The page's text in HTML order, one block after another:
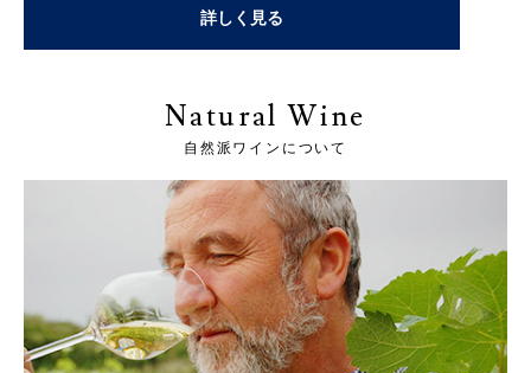
詳しく見る
Natural Wine
自然派ワインについて